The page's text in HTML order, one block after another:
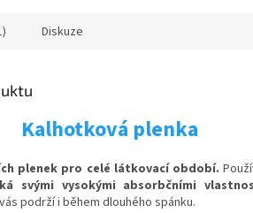
Diskuze
Kalhotková plenka
plenek pro celé látkovací období.
svými vysokými absorbčními
podrží i během dlouhého spánku.